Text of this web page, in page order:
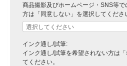
商品撮影及びホームページ・SNS等
方は「同意しない」を選択してくださ
インク通し/試筆:
インク通し/試筆を希望されない方は
てください。